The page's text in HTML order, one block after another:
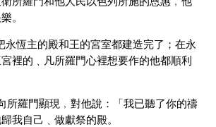
。
永恆主的殿和王的宮室都建造完了；在永
裡的﹑凡所羅門心裡想要作的他都順利
所羅門顯現﹐對他說：「我已聽了你的禱
我自己﹑做獻祭的殿。